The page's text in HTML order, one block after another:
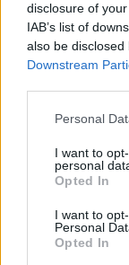
disclosure of
IAB’s list of
also be
Downstream
Please note that
not limited to
grant or deny
use your data
consent section.
Personal
I want to
personal
Opted In
I want to
Personal
Opted In
En el seno de
Fernández de
quienes
Ese choque de
acusaciones
destinadas a
exmandataria
de esa fractura.